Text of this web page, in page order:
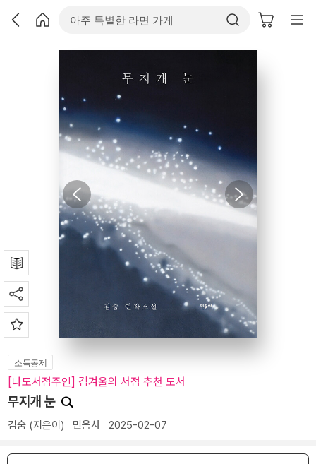
소득공제
[나도서점주인] 김겨울의 서점 추천 도서
무지개 눈
김숨 (지은이) 민음사 2025-02-07